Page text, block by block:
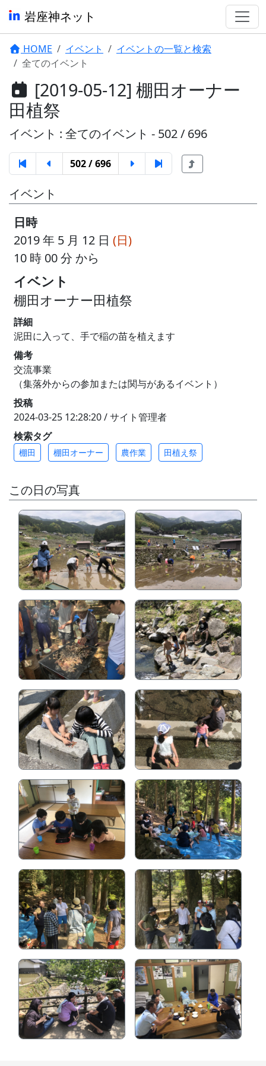
岩座神ネット
HOME イベント
イベントの一覧と検索
全てのイベント
[2019-05-12] 棚田オーナー
田植祭
イベント : 全てのイベント - 502 / 696
502 / 696
イベント
日時
2019 年 5 月 12 日 (日)
10 時 00 分 から
イベント
棚田オーナー田植祭
詳細
泥田に入って、手で稲の苗を植えます
備考
交流事業
（集落外からの参加または関与があるイベント）
投稿
2024-03-25 12:28:20 / サイト管理者
検索タグ
棚田 棚田オーナー 農作業 田植え祭
この日の写真